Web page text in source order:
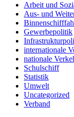
Arbeit und
Aus- und
Gewerbepolitik
internationale
nationale
Schulschiff
Statistik
Umwelt
Uncategorized
Verband